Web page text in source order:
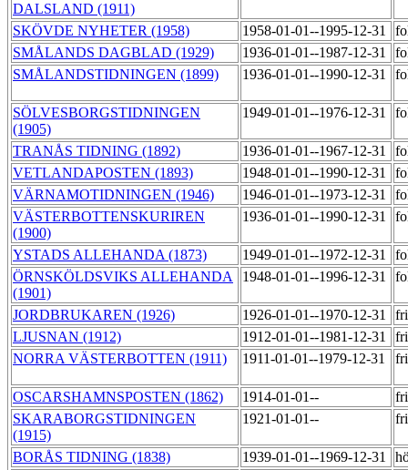
DALSLAND (1911)
SKÖVDE NYHETER (1958) 1958-01-01--1995-12-31
SMÅLANDS DAGBLAD (1929)
1936-01-01--1987-12-31
SMÅLANDSTIDNINGEN (1899)
1936-01-01--1990-12-31
SÖLVESBORGSTIDNINGEN
(1905)
1949-01-01--1976-12-31
TRANÅS TIDNING (1892) 1936-01-01--1967-12-31
VETLANDAPOSTEN (1893)
1948-01-01--1990-12-31
VÄRNAMOTIDNINGEN (1946)
1946-01-01--1973-12-31
VÄSTERBOTTENSKURIREN
(1900)
1936-01-01--1990-12-31
YSTADS ALLEHANDA (1873) 1949-01-01--1972-12-31
ÖRNSKÖLDSVIKS ALLEHANDA
(1901)
1948-01-01--1996-12-31
JORDBRUKAREN (1926) 1926-01-01--1970-12-31
LJUSNAN (1912)
1912-01-01--1981-12-31
NORRA VÄSTERBOTTEN (1911)
1911-01-01--1979-12-31
OSCARSHAMNSPOSTEN (1862) 1914-01-01--
SKARABORGSTIDNINGEN
(1915)
1921-01-01--
BORÅS TIDNING (1838) 1939-01-01--1969-12-31